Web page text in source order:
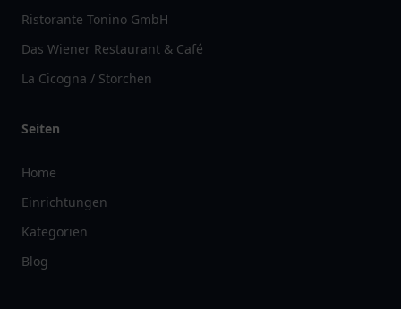
Ristorante Tonino GmbH
Das Wiener Restaurant & Café
La Cicogna / Storchen
Seiten
Home
Einrichtungen
Kategorien
Blog